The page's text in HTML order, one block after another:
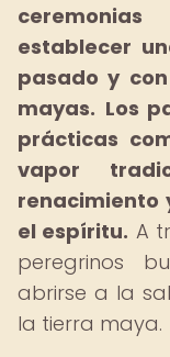
establecer
pasado y
mayas. Los
prácticas
vapor
renacimiento
el espíritu. A
peregrinos
abrirse a la
la tierra maya.